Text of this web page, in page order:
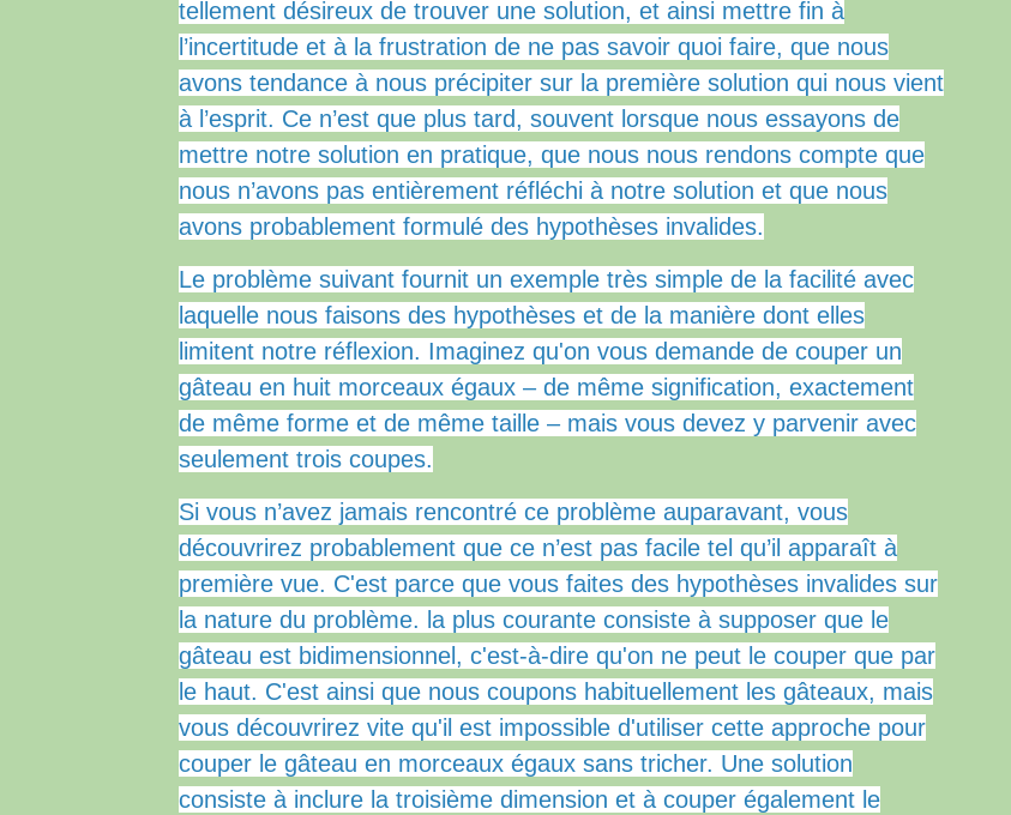
tellement désireux de trouver une solution, et ainsi mettre fin à
l’incertitude et à la frustration de ne pas savoir quoi faire, que nous
avons tendance à nous précipiter sur la première solution qui nous vient
à l’esprit. Ce n’est que plus tard, souvent lorsque nous essayons de
mettre notre solution en pratique, que nous nous rendons compte que
nous n’avons pas entièrement réfléchi à notre solution et que nous
avons probablement formulé des hypothèses invalides.
Le problème suivant fournit un exemple très simple de la facilité avec
laquelle nous faisons des hypothèses et de la manière dont elles
limitent notre réflexion. Imaginez qu'on vous demande de couper un
gâteau en huit morceaux égaux – de même signification, exactement
de même forme et de même taille – mais vous devez y parvenir avec
seulement trois coupes.
Si vous n’avez jamais rencontré ce problème auparavant, vous
découvrirez probablement que ce n’est pas facile tel qu’il apparaît à
première vue. C'est parce que vous faites des hypothèses invalides sur
la nature du problème. la plus courante consiste à supposer que le
gâteau est bidimensionnel, c'est-à-dire qu'on ne peut le couper que par
le haut. C'est ainsi que nous coupons habituellement les gâteaux, mais
vous découvrirez vite qu'il est impossible d'utiliser cette approche pour
couper le gâteau en morceaux égaux sans tricher. Une solution
consiste à inclure la troisième dimension et à couper également le